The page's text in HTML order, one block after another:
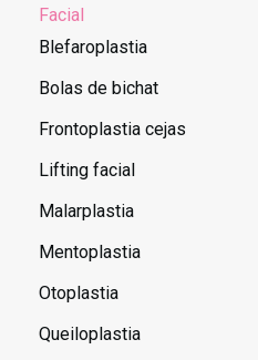
Facial
Blefaroplastia
Bolas de bichat
Frontoplastia cejas
Lifting facial
Malarplastia
Mentoplastia
Otoplastia
Queiloplastia